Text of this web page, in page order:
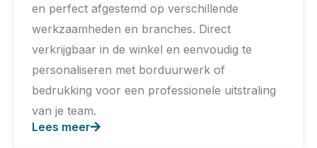
en perfect afgestemd op verschillende
werkzaamheden en branches. Direct
verkrijgbaar in de winkel en eenvoudig te
personaliseren met borduurwerk of
bedrukking voor een professionele uitstraling
van je team.
Lees meer